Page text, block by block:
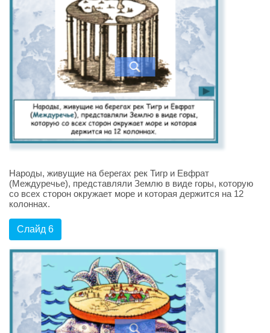
Народы, живущие на берегах рек Тигр и Евфрат
(Междуречье), представляли Землю в виде горы, которую
со всех сторон окружает море и которая держится на 12
колоннах.
Слайд 6